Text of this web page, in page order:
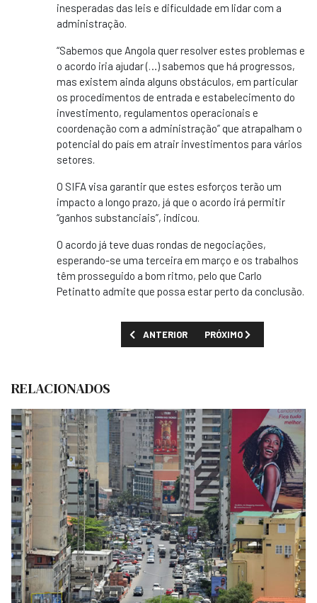
inesperadas das leis e dificuldade em lidar com a
administração.
“Sabemos que Angola quer resolver estes problemas e
o acordo iria ajudar (…) sabemos que há progressos,
mas existem ainda alguns obstáculos, em particular
os procedimentos de entrada e estabelecimento do
investimento, regulamentos operacionais e
coordenação com a administração” que atrapalham o
potencial do país em atrair investimentos para vários
setores.
O SIFA visa garantir que estes esforços terão um
impacto a longo prazo, já que o acordo irá permitir
“ganhos substanciais”, indicou.
O acordo já teve duas rondas de negociações,
esperando-se uma terceira em março e os trabalhos
têm prosseguido a bom ritmo, pelo que Carlo
Petinatto admite que possa estar perto da conclusão.
ARTIGO ANTERIOR: TAXA DE
ANTERIOR PRÓXIMO ARTIGO:
PRÓXIMO
RELACIONADOS